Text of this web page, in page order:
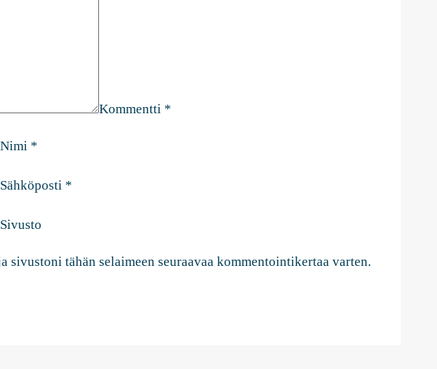
Kommentti *
Nimi *
Sähköposti *
Sivusto
sivustoni tähän selaimeen seuraavaa kommentointikertaa varten.